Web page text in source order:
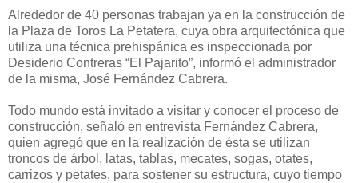
Alrededor de 40 personas trabajan ya en la construcción de
la Plaza de Toros La Petatera, cuya obra arquitectónica que
utiliza una técnica prehispánica es inspeccionada por
Desiderio Contreras “El Pajarito”, informó el administrador
de la misma, José Fernández Cabrera.
Todo mundo está invitado a visitar y conocer el proceso de
construcción, señaló en entrevista Fernández Cabrera,
quien agregó que en la realización de ésta se utilizan
troncos de árbol, latas, tablas, mecates, sogas, otates,
carrizos y petates, para sostener su estructura, cuyo tiempo